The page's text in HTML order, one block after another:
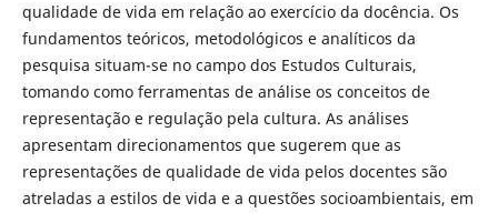
qualidade de vida em relação ao exercício da docência. Os
fundamentos teóricos, metodológicos e analíticos da
pesquisa situam-se no campo dos Estudos Culturais,
tomando como ferramentas de análise os conceitos de
representação e regulação pela cultura. As análises
apresentam direcionamentos que sugerem que as
representações de qualidade de vida pelos docentes são
atreladas a estilos de vida e a questões socioambientais, em